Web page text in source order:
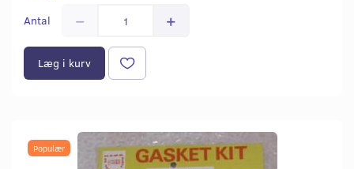
Antal
Læg i kurv
Populær